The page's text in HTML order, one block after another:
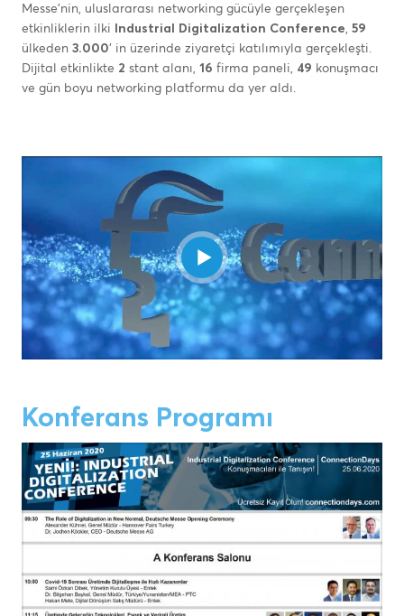
Messe’nin, uluslararası networking gücüyle gerçekleşen
etkinliklerin ilki
Industrial Digitalization Conference 59
ülkeden 3.000’ in üzerinde ziyaretçi katılımıyla gerçekleşti.
Dijital etkinlikte 2 stant alanı, 16 firma paneli, 49 konuşmacı
ve gün boyu networking platformu da yer aldı.
Konferans Programı